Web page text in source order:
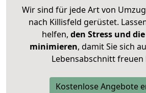
Wir sind für jede Art von
nach Killisfeld gerüstet.
helfen, den Stress und
minimieren, damit Sie sich
Lebensabschnitt freuen
Kostenlose Angebote